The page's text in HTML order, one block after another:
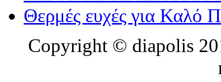
Θερμές ευχές για Καλό
Copyright © diapolis